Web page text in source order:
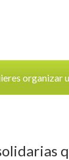
organizar